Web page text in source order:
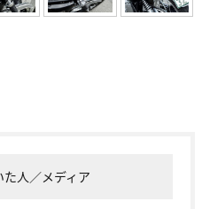
人／メディア